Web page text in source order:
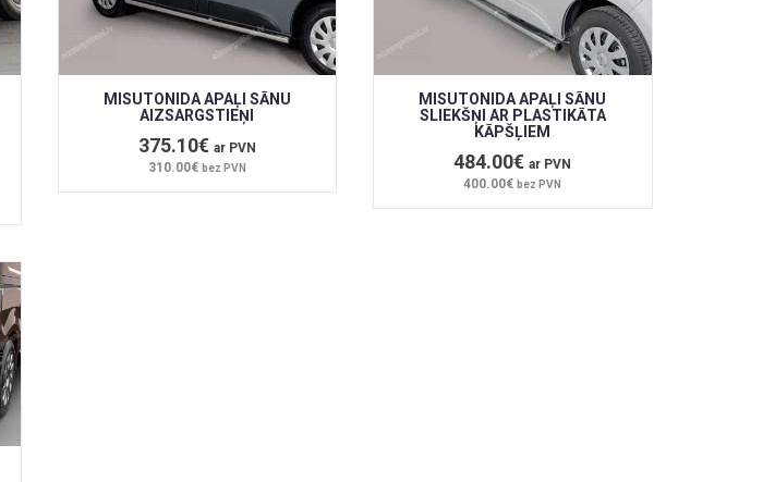
MISUTONIDA APAĻI SĀNU
AIZSARGSTIEŅI
375.10€ ar PVN
310.00€ bez PVN
MISUTONIDA APAĻI SĀNU
SLIEKŠŅI AR PLASTIKĀTA
KĀPŠĻIEM
484.00€ar PVN
400.00€bez PVN